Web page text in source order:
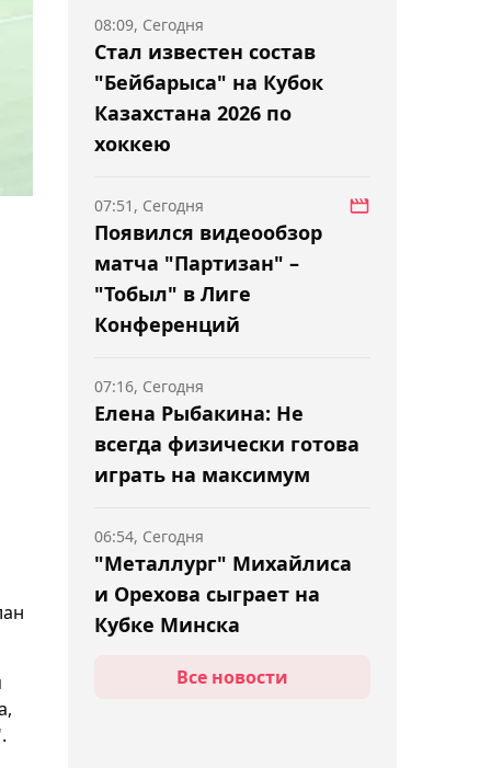
Стал известен состав
"Бейбарыса" на Кубок
Казахстана 2026 по
хоккею
08:09, Сегодня
Появился видеообзор
матча "Партизан" –
"Тобыл" в Лиге
Конференций
07:51, Сегодня
Елена Рыбакина: Не
всегда физически готова
играть на максимум
07:16, Сегодня
"Металлург" Михайлиса
и Орехова сыграет на
Кубке Минска
06:54, Сегодня
06:30, СегодняВсе новости